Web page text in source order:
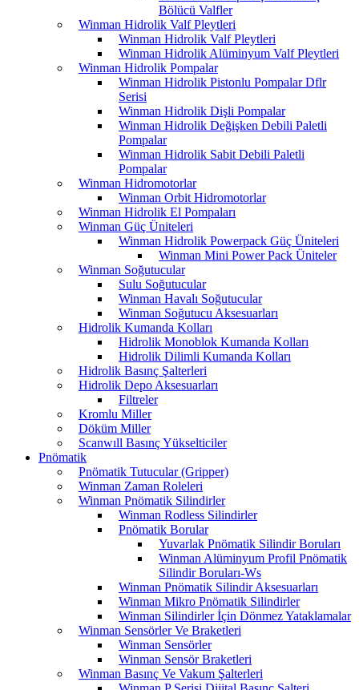
Bölücü Valfler
Winman Hidrolik Valf Pleytleri
Winman Hidrolik Valf Pleytleri
Winman Hidrolik Alüminyum Valf Pleytleri
Winman Hidrolik Pompalar
Winman Hidrolik Pistonlu Pompalar Dflr
Serisi
Winman Hidrolik Dişli Pompalar
Winman Hidrolik Değişken Debili Paletli
Pompalar
Winman Hidrolik Sabit Debili Paletli
Pompalar
Winman Hidromotorlar
Winman Orbit Hidromotorlar
Winman Hidrolik El Pompaları
Winman Güç Üniteleri
Winman Hidrolik Powerpack Güç Üniteleri
Winman Mini Power Pack Üniteler
Winman Soğutucular
Sulu Soğutucular
Winman Havalı Soğutucular
Winman Soğutucu Aksesuarları
Hidrolik Kumanda Kolları
Hidrolik Monoblok Kumanda Kolları
Hidrolik Dilimli Kumanda Kolları
Hidrolik Basınç Şalterleri
Hidrolik Depo Aksesuarları
Filtreler
Kromlu Miller
Döküm Miller
Scanwıll Basınç Yükselticiler
Pnömatik
Pnömatik Tutucular (Gripper)
Winman Zaman Roleleri
Winman Pnömatik Silindirler
Winman Rodless Silindirler
Pnömatik Borular
Yuvarlak Pnömatik Silindir Boruları
Winman Alüminyum Profil Pnömatik
Silindir Boruları-Ws
Winman Pnömatik Silindir Aksesuarları
Winman Mikro Pnömatik Silindirler
Winman Silindirler İçin Dönmez Yataklamalar
Winman Sensörler Ve Braketleri
Winman Sensörler
Winman Sensör Braketleri
Winman Basınç Ve Vakum Şalterleri